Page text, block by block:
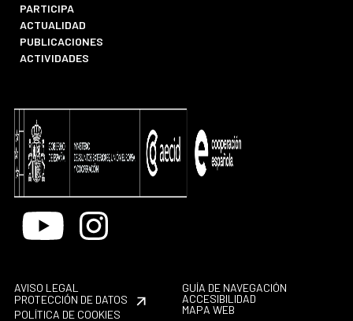
PARTICIPA
ACTUALIDAD
PUBLICACIONES
ACTIVIDADES
Youtube Instagram
AVISO LEGAL
PROTECCIÓN DE DATOS
POLÍTICA DE COOKIES
GUÍA DE NAVEGACIÓN
ACCESIBILIDAD
MAPA WEB